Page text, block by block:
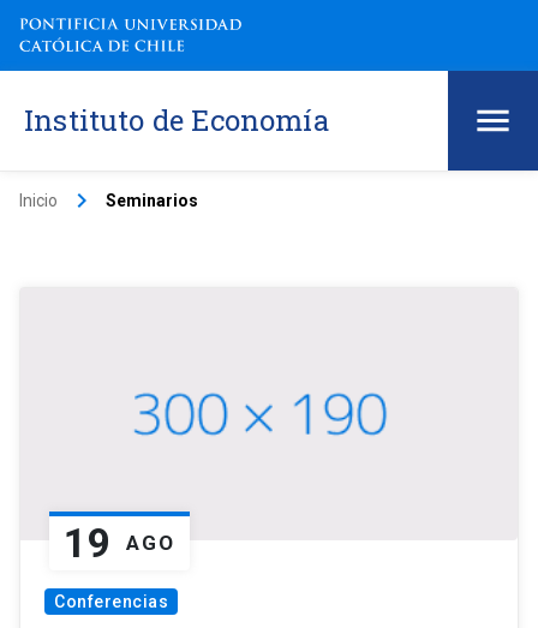
Instituto de Economía
Inicio keyboard_arrow_right Seminarios
19 AGO
Conferencias